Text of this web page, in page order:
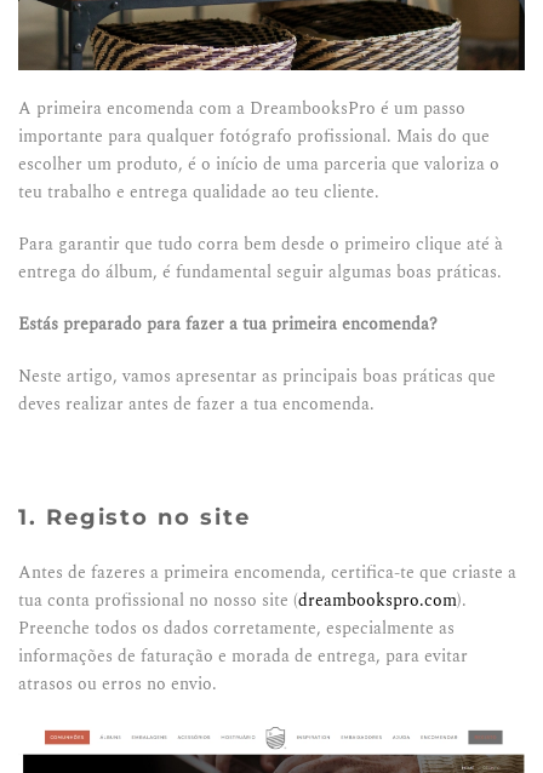
A primeira encomenda com a DreambooksPro é um passo
importante para qualquer fotógrafo profissional. Mais do que
escolher um produto, é o início de uma parceria que valoriza o
teu trabalho e entrega qualidade ao teu cliente.
Para garantir que tudo corra bem desde o primeiro clique até à
entrega do álbum, é fundamental seguir algumas boas práticas.
Estás preparado para fazer a tua primeira encomenda?
Neste artigo, vamos apresentar as principais boas práticas que
deves realizar antes de fazer a tua encomenda.
1. Registo no site
Antes de fazeres a primeira encomenda, certifica-te que criaste a
tua conta profissional no nosso site (dreambookspro.com).
Preenche todos os dados corretamente, especialmente as
informações de faturação e morada de entrega, para evitar
atrasos ou erros no envio.